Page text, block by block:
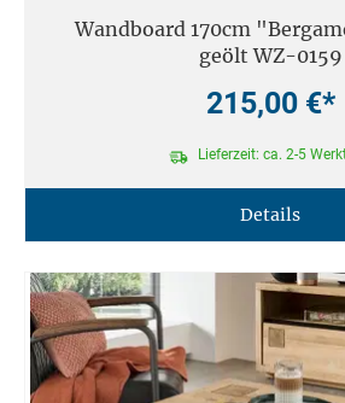
Wandboard 170cm
geölt WZ-0159
215,00 €*
Lieferzeit: ca. 2-5
Details